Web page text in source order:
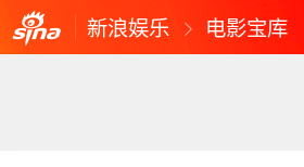
新浪娱乐 电影宝库